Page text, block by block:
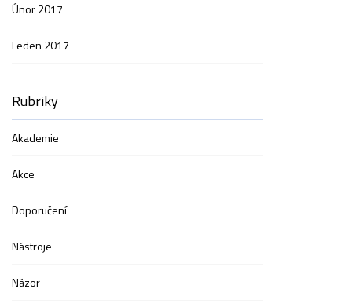
Únor 2017
Leden 2017
Rubriky
Akademie
Akce
Doporučení
Nástroje
Názor